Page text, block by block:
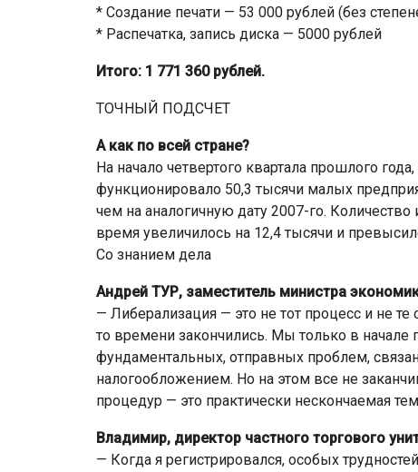
* Создание печати — 53 000 рублей (без
* Распечатка, запись диска — 5000 рублей
Итого: 1 771 360 рублей.
ТОЧНЫЙ ПОДСЧЕТ
А как по всей стране?
На начало четвертого квартала прошлого
функционировало 50,3 тысячи малых
чем на аналогичную дату 2007-го.
время увеличилось на 12,4 тысячи и
Со знанием дела
Андрей ТУР, заместитель министра
— Либерализация — это не тот процесс и не
то времени закончились. Мы только в
фундаментальных, отправных проблем,
налогообложением. Но на этом все не
процедур — это практически нескончаемая
Владимир, директор частного торгового
— Когда я регистрировался, особых